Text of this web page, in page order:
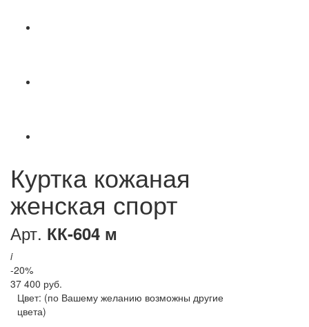
Куртка кожаная
женская спорт
Арт. КК-604 м
i
-20%
37 400 руб.
Цвет: (по Вашему желанию возможны другие
цвета)